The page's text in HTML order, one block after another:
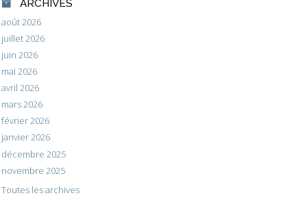
ARCHIVES
août 2026
juillet 2026
juin 2026
mai 2026
avril 2026
mars 2026
février 2026
janvier 2026
décembre 2025
novembre 2025
Toutes les archives